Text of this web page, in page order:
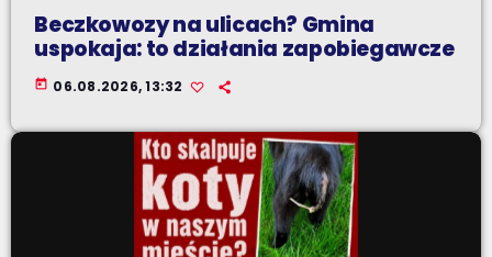
Beczkowozy na ulicach? Gmina
uspokaja: to działania zapobiegawcze
today 06.08.2026, 13:32